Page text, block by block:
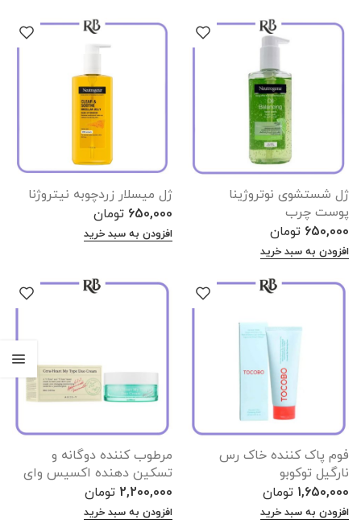
ژل شستشوی نوتروژینا
پوست چرب
650,000 تومان
افزودن به سبد خرید
ژل میسلار زردچوبه نیتروژنا
650,000 تومان
افزودن به سبد خرید
فوم پاک کننده خاک رس
نارگیل توکوبو
1,650,000 تومان
افزودن به سبد خرید
مرطوب کننده دوگانه و
تسکین دهنده اکسیس وای
2,200,000 تومان
افزودن به سبد خرید